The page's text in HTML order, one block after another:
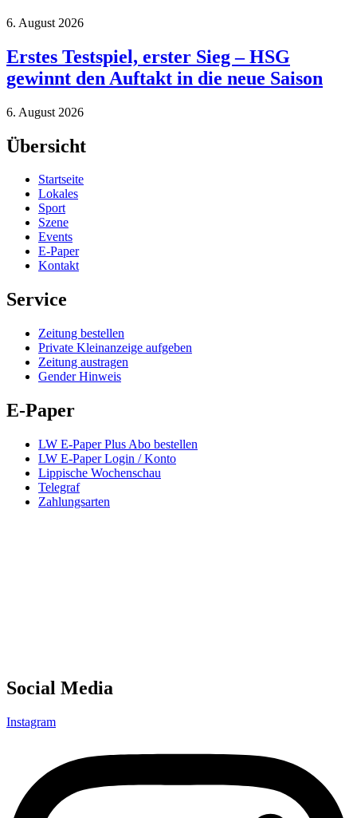
6. August 2026
Erstes Testspiel, erster Sieg – HSG
gewinnt den Auftakt in die neue Saison
6. August 2026
Übersicht
Startseite
Lokales
Sport
Szene
Events
E-Paper
Kontakt
Service
Zeitung bestellen
Private Kleinanzeige aufgeben
Zeitung austragen
Gender Hinweis
E-Paper
LW E-Paper Plus Abo bestellen
LW E-Paper Login / Konto
Lippische Wochenschau
Telegraf
Zahlungsarten
Social Media
Instagram